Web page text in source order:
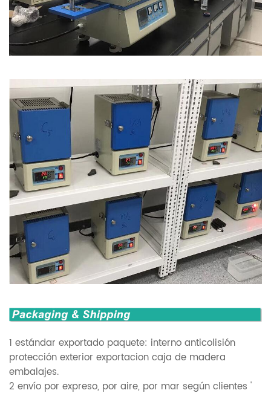
1 estándar exportado paquete: interno anticolisión
protección exterior exportacion caja de madera
embalajes.
2 envío por expreso, por aire, por mar según clientes '